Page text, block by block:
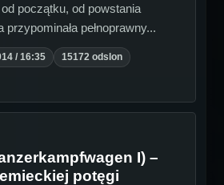
początku, od powstania
pełnoprawny...
/ 16:35
15172 odslon
I) –
potęgi